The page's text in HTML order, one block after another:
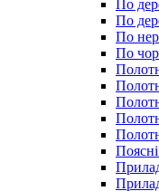
По
По
По
По